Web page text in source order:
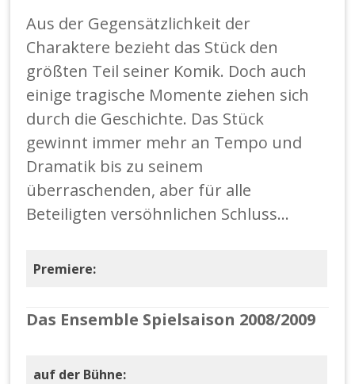
Aus der Gegensätzlichkeit der
Charaktere bezieht das Stück den
größten Teil seiner Komik. Doch auch
einige tragische Momente ziehen sich
durch die Geschichte. Das Stück
gewinnt immer mehr an Tempo und
Dramatik bis zu seinem
überraschenden, aber für alle
Beteiligten versöhnlichen Schluss…
Premiere:
Das Ensemble Spielsaison 2008/2009
auf der Bühne: